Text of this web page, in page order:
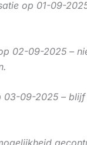
op 01-09-
02-09-2025 –
03-09-2025 –